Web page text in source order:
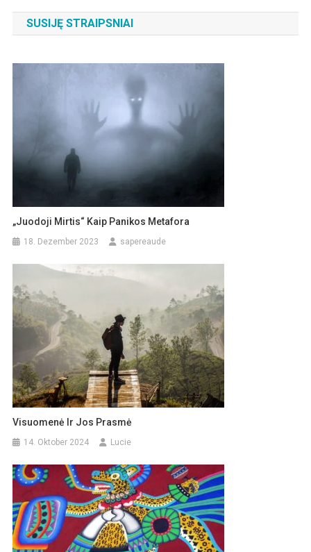
SUSIJĘ STRAIPSNIAI
„Juodoji Mirtis“ Kaip Panikos Metafora
18. Dezember 2023 sapereaude
Visuomenė Ir Jos Prasmė
14. Oktober 2024 Lucie